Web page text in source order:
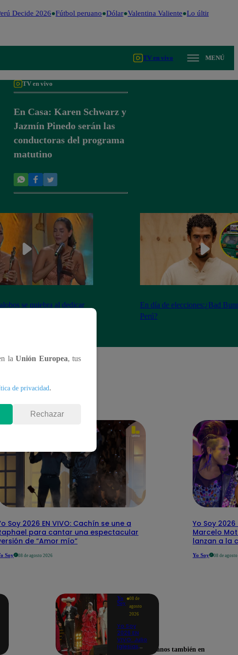
Decide 2026 Fútbol peruano Dólar Valentina Valiente Lo último
TV en vivo MENÚ
TV en vivo
En Casa: Karen Schwarz y
Jazmín Pinedo serán las
conductoras del programa
matutino
se quiebra al dedicar
En día de elecciones:¿Bad
Perú?
Soy 2026 EN VIVO: Cachín se une a
para cantar una espectacular
de “Amor mío”
Soy 08 de agosto 2026
Yo Soy 2026
Marcelo
lanzan a la
Yo Soy 08 de
Yo
Soy
08 de
agosto
2026
Yo Soy
2026 EN
VIVO: Julio
Iglesias,
laUnión Europea, tus
de privacidad.
Rechazar
Encuéntranos también en